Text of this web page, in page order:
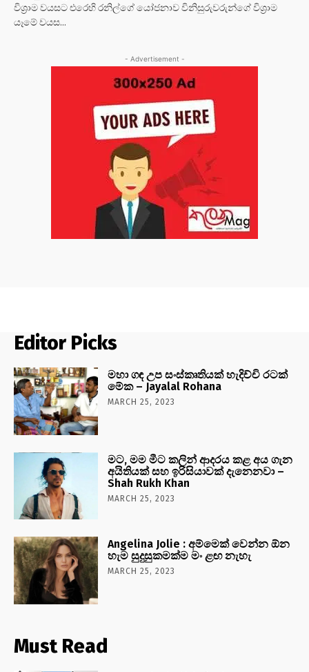
විශ්‍රාම වයසට එරෙහි රනිල්ගේ යෝජනාව විනිසුරුවරුන්ගේ විශ්‍රාම
යෑමේ වයස...
- Advertisement -
Editor Picks
මහා ගඳ උප සංස්කෘතියක් හැදිච්චි රටක්
මේක – Jayalal Rohana
MARCH 25, 2023
මට, මම මීට කලින් ආදරය කළ අය ගැන
අයිතියක් සහ ඉරිසියාවක් දැනෙනවා –
Shah Rukh Khan
MARCH 25, 2023
Angelina Jolie : අම්මෙක් වෙන්න ඕන
හැම සුදුසුකමක්ම මං ළඟ නැහැ
MARCH 25, 2023
Must Read